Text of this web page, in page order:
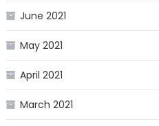
June 2021
May 2021
April 2021
March 2021